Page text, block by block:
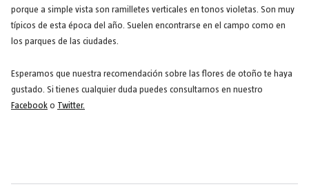
porque a simple vista son ramilletes verticales en tonos violetas. Son muy
típicos de esta época del año. Suelen encontrarse en el campo como en
los parques de las ciudades.
Esperamos que nuestra recomendación sobre las flores de otoño te haya
gustado. Si tienes cualquier duda puedes consultarnos en nuestro
Facebook o Twitter.